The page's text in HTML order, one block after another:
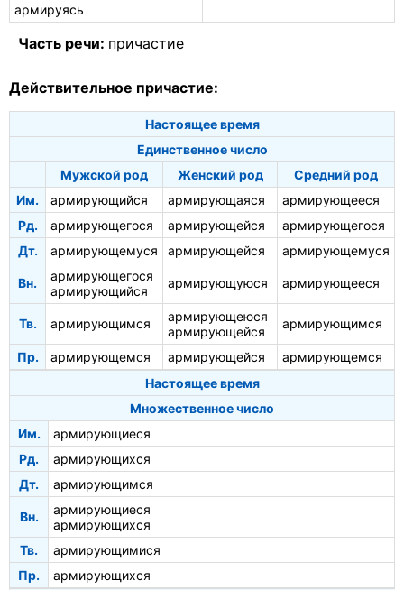
армируясь
Часть речи: причастие
Действительное причастие:
Настоящее время
Единственное число
Мужской род
Женский род
Средний род
Им.
армирующийся армирующаяся
армирующееся
Рд.
армирующегося армирующейся
армирующегося
Дт.
армирующемуся армирующейся армирующемуся
Вн.
армирующегося
армирующийся
армирующуюся армирующееся
Тв. армирующимся
армирующеюся
армирующейся
армирующимся
Пр. армирующемся армирующейся
армирующемся
Настоящее время
Множественное число
Им.
армирующиеся
Рд.
армирующихся
Дт.
армирующимся
Вн.
армирующиеся
армирующихся
Тв.
армирующимися
Пр.
армирующихся